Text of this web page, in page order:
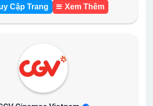
Cập Trang Xem Thêm